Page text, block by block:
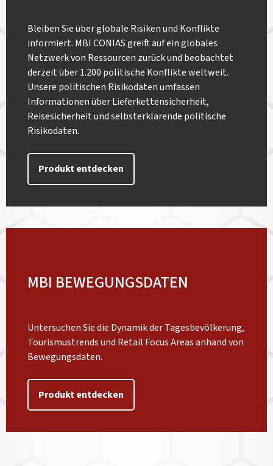
Bleiben Sie über globale Risiken und Konflikte
informiert. MBI CONIAS greift auf ein globales
Netzwerk von Ressourcen zurück und beobachtet
derzeit über 1.200 politische Konflikte weltweit.
Unsere politischen Risikodaten umfassen
Informationen über Lieferkettensicherheit,
Reisesicherheit und selbsterklärende politische
Risikodaten.
Produkt entdecken
MBI BEWEGUNGSDATEN
Untersuchen Sie die Dynamik der Tagesbevölkerung,
Tourismustrends und Retail Focus Areas anhand von
Bewegungsdaten.
Produkt entdecken